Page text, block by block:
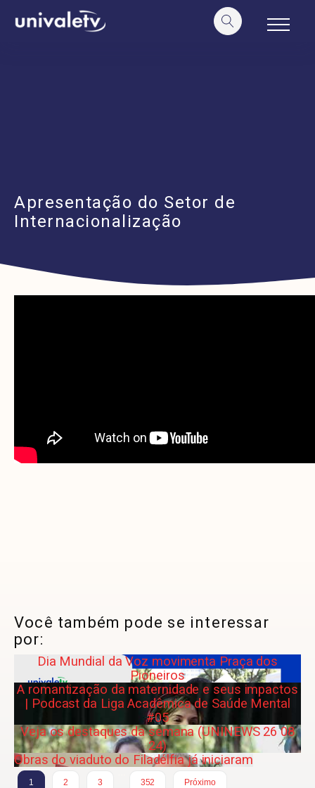
conteúdo
Apresentação do Setor de
Internacionalização
Você também pode se interessar
por:
Dia Mundial da Voz movimenta Praça dos
Pioneiros
A romantização da maternidade e seus impactos
| Podcast da Liga Acadêmica de Saúde Mental
#05
Veja os destaques da semana (UNINEWS 26 08
24)
Obras do viaduto do Filadélfia já iniciaram
1 2 3
352
Próximo